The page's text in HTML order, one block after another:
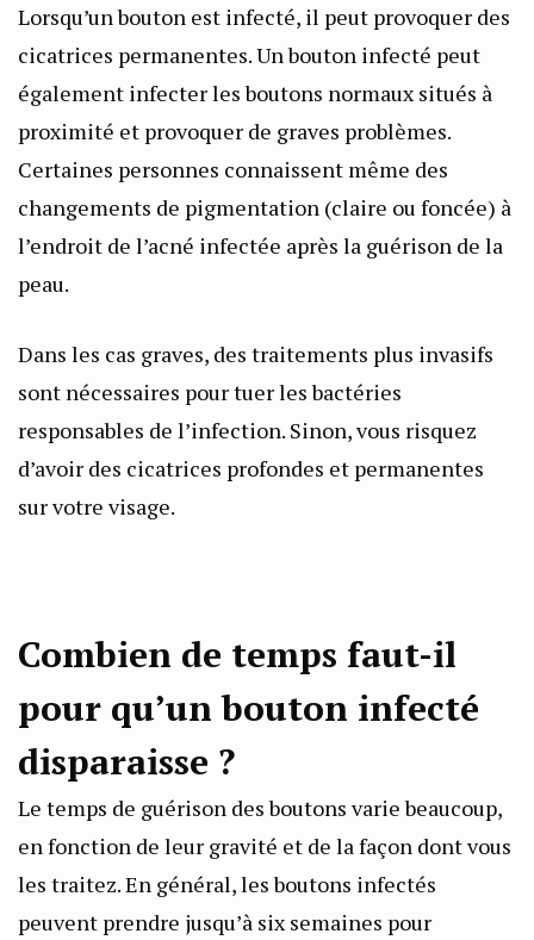
Lorsqu’un bouton est infecté, il peut provoquer des
cicatrices permanentes. Un bouton infecté peut
également infecter les boutons normaux situés à
proximité et provoquer de graves problèmes.
Certaines personnes connaissent même des
changements de pigmentation (claire ou foncée) à
l’endroit de l’acné infectée après la guérison de la
peau.
Dans les cas graves, des traitements plus invasifs
sont nécessaires pour tuer les bactéries
responsables de l’infection. Sinon, vous risquez
d’avoir des cicatrices profondes et permanentes
sur votre visage.
Combien de temps faut-il
pour qu’un bouton infecté
disparaisse ?
Le temps de guérison des boutons varie beaucoup,
en fonction de leur gravité et de la façon dont vous
les traitez. En général, les boutons infectés
peuvent prendre jusqu’à six semaines pour